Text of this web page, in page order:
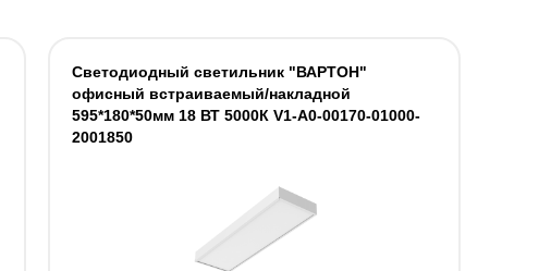
Светодиодный светильник "ВАРТОН"
офисный встраиваемый/накладной
595*180*50мм 18 ВТ 5000К V1-A0-00170-01000-
2001850